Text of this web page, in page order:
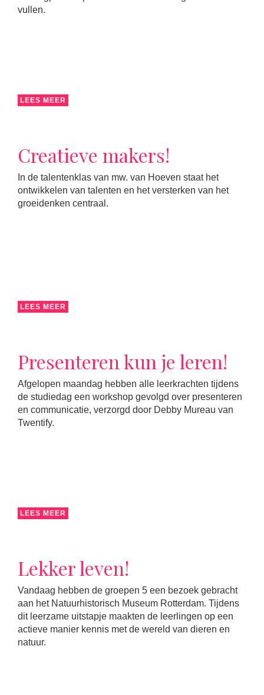
vullen.
LEES MEER
Creatieve makers!
In de talentenklas van mw. van Hoeven staat het
ontwikkelen van talenten en het versterken van het
groeidenken centraal.
LEES MEER
Presenteren kun je leren!
Afgelopen maandag hebben alle leerkrachten tijdens
de studiedag een workshop gevolgd over presenteren
en communicatie, verzorgd door Debby Mureau van
Twentify.
LEES MEER
Lekker leven!
Vandaag hebben de groepen 5 een bezoek gebracht
aan het Natuurhistorisch Museum Rotterdam. Tijdens
dit leerzame uitstapje maakten de leerlingen op een
actieve manier kennis met de wereld van dieren en
natuur.